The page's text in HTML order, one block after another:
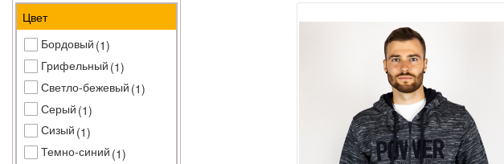
Цвет
Бордовый (1)
Грифельный (1)
Светло-бежевый (1)
Серый (1)
Сизый (1)
Темно-синий (1)